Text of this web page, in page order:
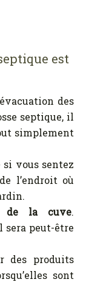
est
des
septique, il
simplement
si vous sentez
l’endroit où
de la cuve.
sera peut-être
des produits
sont